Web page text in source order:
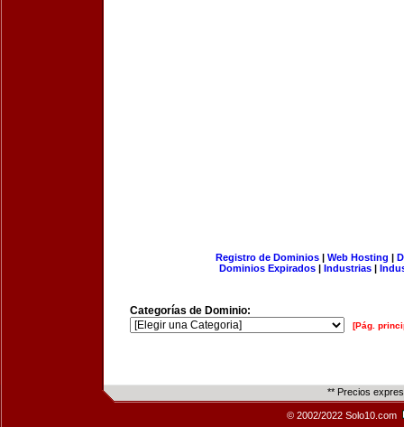
Registro de Dominios| Web Hosting |
Dominios Expirados | Industrias |
Categorías de Dominio:
[Pág.
** Precios
© 2002/2022 Solo10.com